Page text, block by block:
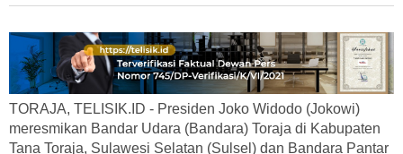
TORAJA, TELISIK.ID - Presiden Joko Widodo (Jokowi)
meresmikan Bandar Udara (Bandara) Toraja di Kabupaten
Tana Toraja, Sulawesi Selatan (Sulsel) dan Bandara Pantar